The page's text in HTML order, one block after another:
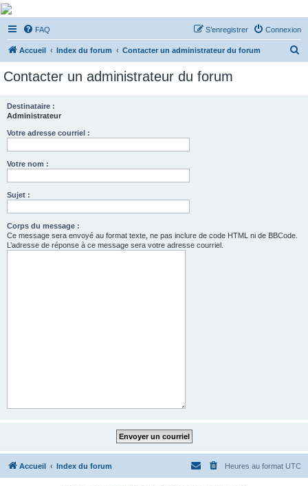
De Musicae Militari -
Forums
Forums de discussions
FAQ Connexion
S’enregistrer
Accueil Index du forum Contacter un administrateur du forum
Contacter un administrateur du forum
Destinataire :
Administrateur
Votre adresse courriel :
Votre nom :
Sujet :
Corps du message :
Ce message sera envoyé au format texte, ne pas inclure de code HTML ni de BBCode.
L’adresse de réponse à ce message sera votre adresse courriel.
Accueil Index du forum Heures au format UTC